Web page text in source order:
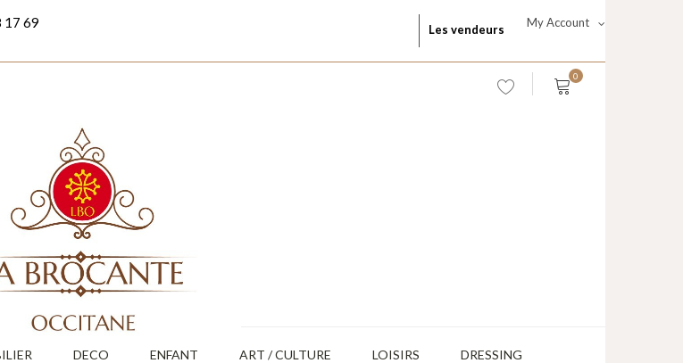
My Account
17 69 Les vendeurs
0
DECO ENFANT ART / CULTURE LOISIRS DRESSING